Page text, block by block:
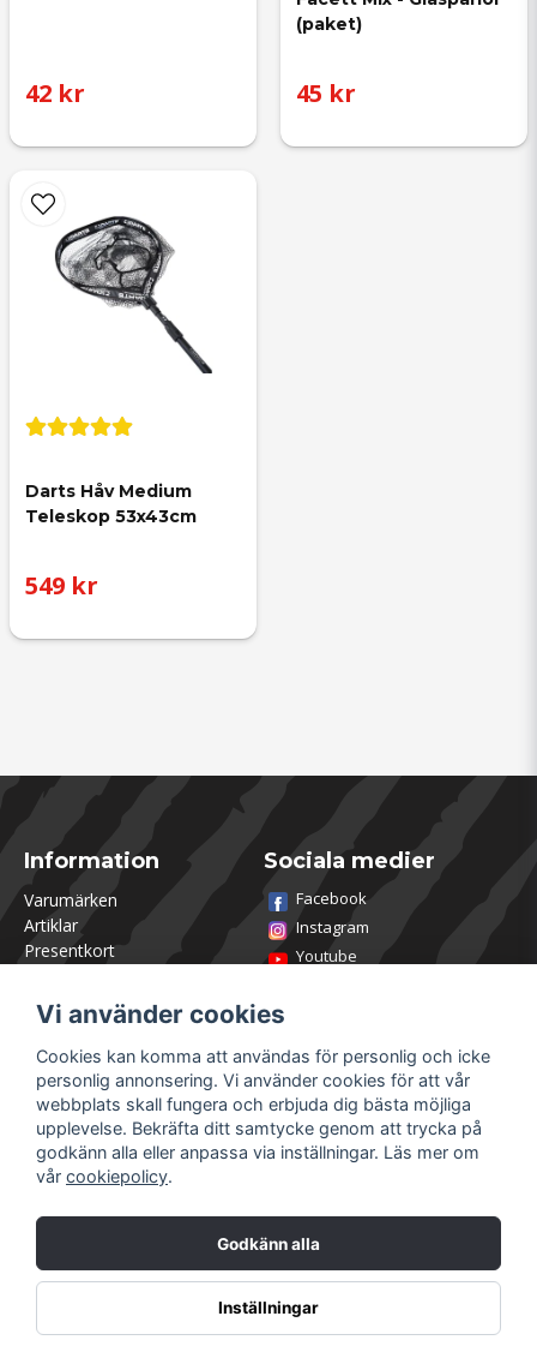
42 kr
(paket)
45 kr
Darts Håv Medium
Teleskop 53x43cm
549 kr
Information
Varumärken
Artiklar
Presentkort
Om Utklasad
Team Utklasad
Recensera och vinn
Öppettider Lagershop
Jobba hos oss
Returer
Villkor & Policy
Sociala medier
Facebook
Instagram
Youtube
Registrera dig
Glömt lösenord?
Vi använder cookies
Cookies kan komma att användas för personlig och icke
personlig annonsering. Vi använder cookies för att vår
webbplats skall fungera och erbjuda dig bästa möjliga
upplevelse. Bekräfta ditt samtycke genom att trycka på
godkänn alla eller anpassa via inställningar. Läs mer om
vår cookiepolicy.
Godkänn alla
Inställningar